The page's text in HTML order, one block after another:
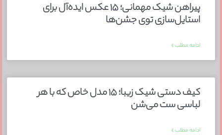
پیراهن شیک مهمانی؛ ۱۵ عکس ایده‌آل برای
استایل‌سازی توی جشن‌ها
ادامه مطلب »
کیف دستی شیک زیبا؛ ۱۵ مدل خاص که با هر
لباسی ست می‌شن
ادامه مطلب »